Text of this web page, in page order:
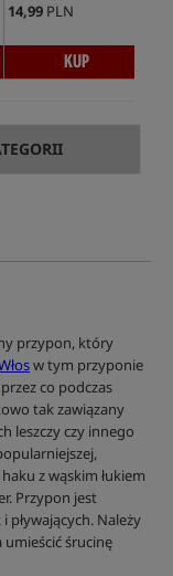
14,99 PLN
KUP
przypon, który
w tym przyponie
co podczas
tak zawiązany
leszczy czy innego
z wąskim łukiem
Przypon jest
Należy
śrucinę